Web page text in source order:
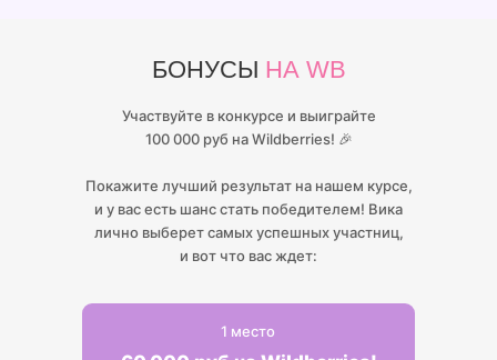
БОНУСЫ НА WB
Участвуйте в конкурсе и выиграйте
100 000 руб на Wildberries! 🎉
Покажите лучший результат на нашем курсе,
и у вас есть шанс стать победителем! Вика
лично выберет самых успешных участниц,
и вот что вас ждет:
1 место